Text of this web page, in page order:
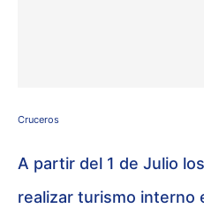
Cruceros
A partir del 1 de Julio
realizar turismo interno